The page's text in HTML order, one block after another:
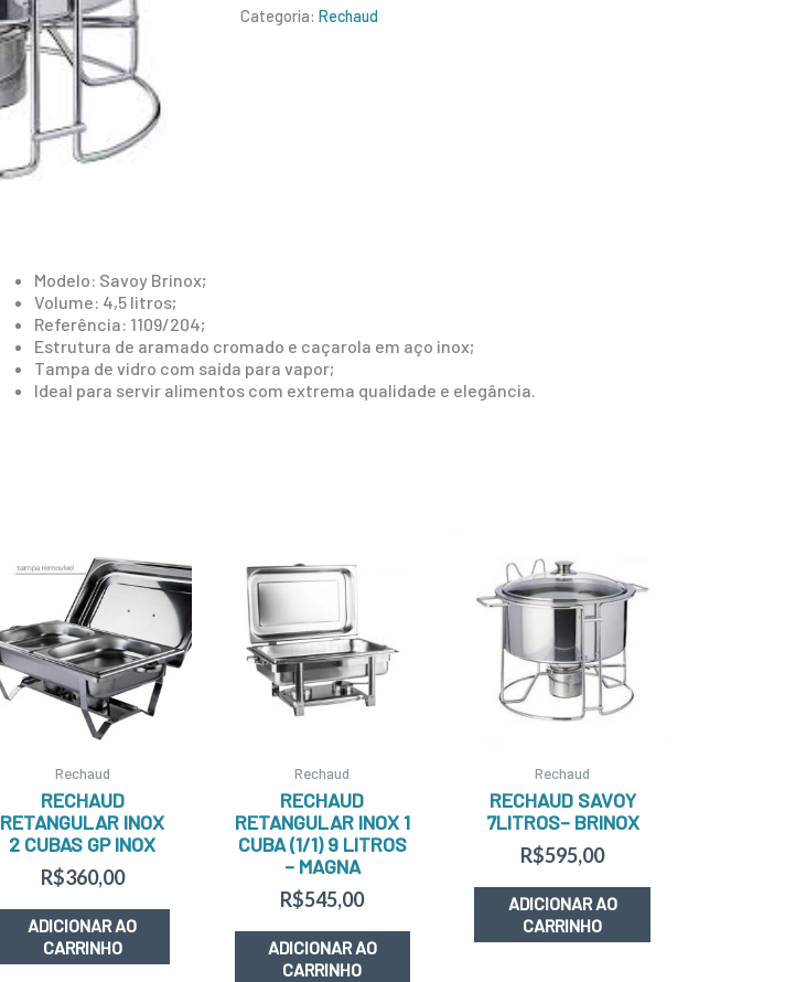
Categoria: Rechaud
Modelo: Savoy Brinox;
Volume: 4,5 litros;
Referência: 1109/204;
Estrutura de aramado cromado e caçarola em aço inox;
Tampa de vidro com saída para vapor;
Ideal para servir alimentos com extrema qualidade e elegância.
Rechaud
RECHAUD
RETANGULAR INOX
2 CUBAS GP INOX
R$360,00
ADICIONAR AO
CARRINHO
Rechaud
RECHAUD
RETANGULAR INOX 1
CUBA (1/1) 9 LITROS
– MAGNA
R$545,00
ADICIONAR AO
CARRINHO
Rechaud
RECHAUD SAVOY
7LITROS– BRINOX
R$595,00
ADICIONAR AO
CARRINHO